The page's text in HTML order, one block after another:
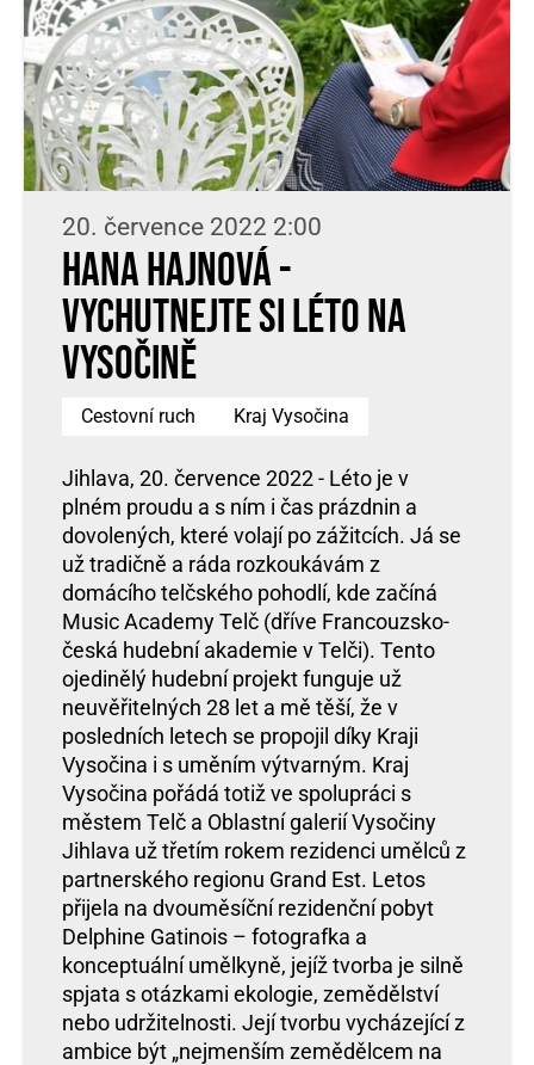
20. července 2022 2:00
Hana Hajnová -
Vychutnejte si léto na
Vysočině
Cestovní ruch Kraj Vysočina
Jihlava, 20. července 2022 - Léto je v
plném proudu a s ním i čas prázdnin a
dovolených, které volají po zážitcích. Já se
už tradičně a ráda rozkoukávám z
domácího telčského pohodlí, kde začíná
Music Academy Telč (dříve Francouzsko-
česká hudební akademie v Telči). Tento
ojedinělý hudební projekt funguje už
neuvěřitelných 28 let a mě těší, že v
posledních letech se propojil díky Kraji
Vysočina i s uměním výtvarným. Kraj
Vysočina pořádá totiž ve spolupráci s
městem Telč a Oblastní galerií Vysočiny
Jihlava už třetím rokem rezidenci umělců z
partnerského regionu Grand Est. Letos
přijela na dvouměsíční rezidenční pobyt
Delphine Gatinois – fotografka a
konceptuální umělkyně, jejíž tvorba je silně
spjata s otázkami ekologie, zemědělství
nebo udržitelnosti. Její tvorbu vycházející z
ambice být „nejmenším zemědělcem na